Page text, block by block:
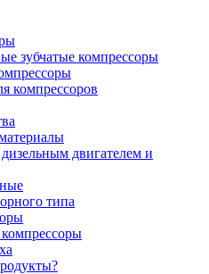
зубчатые компрессоры
компрессоров
двигателем и
типа